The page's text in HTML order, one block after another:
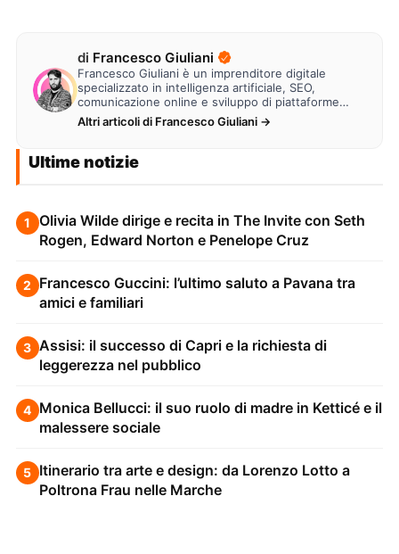
di Francesco Giuliani
Francesco Giuliani è un imprenditore digitale
specializzato in intelligenza artificiale, SEO,
comunicazione online e sviluppo di piattaforme
web. Lavora alla creazione di…
Altri articoli di Francesco Giuliani →
Ultime notizie
1
Olivia Wilde dirige e recita in The Invite con Seth
Rogen, Edward Norton e Penelope Cruz
2 Francesco Guccini: l’ultimo saluto a Pavana tra
amici e familiari
3 Assisi: il successo di Capri e la richiesta di
leggerezza nel pubblico
4 Monica Bellucci: il suo ruolo di madre in Ketticé e il
malessere sociale
5 Itinerario tra arte e design: da Lorenzo Lotto a
Poltrona Frau nelle Marche